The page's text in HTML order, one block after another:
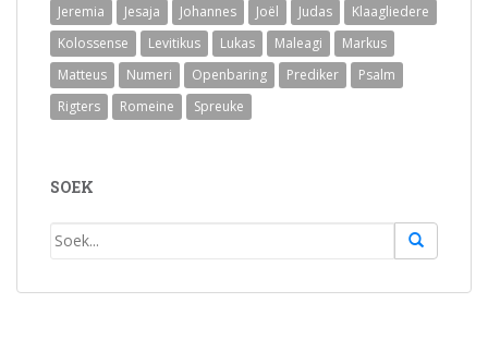
Jeremia
Jesaja Johannes Joël Judas
Klaagliedere
Kolossense
Levitikus Lukas Maleagi
Markus
Matteus
Numeri Openbaring Prediker
Psalm
Rigters
Romeine Spreuke
SOEK